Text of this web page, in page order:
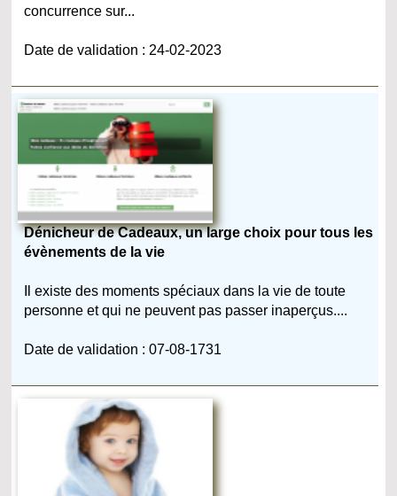
concurrence sur...
Date de validation : 24-02-2023
Dénicheur de Cadeaux, un large choix pour tous les
évènements de la vie
Il existe des moments spéciaux dans la vie de toute
personne et qui ne peuvent pas passer inaperçus....
Date de validation : 07-08-1731